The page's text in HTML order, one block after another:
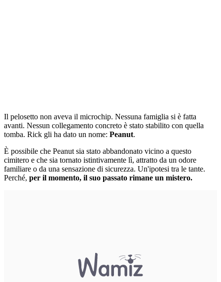
Il pelosetto non aveva il microchip. Nessuna famiglia si è fatta
avanti. Nessun collegamento concreto è stato stabilito con quella
tomba. Rick gli ha dato un nome: Peanut.
È possibile che Peanut sia stato abbandonato vicino a questo
cimitero e che sia tornato istintivamente lì, attratto da un odore
familiare o da una sensazione di sicurezza. Un'ipotesi tra le tante.
Perché, per il momento, il suo passato rimane un mistero.